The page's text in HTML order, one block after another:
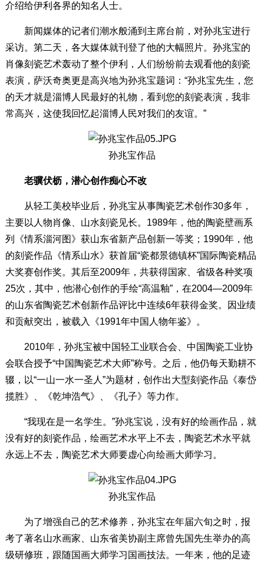
介绍给伊利各界的知名人士。
新闻媒体的记者们潮水般涌到主席台前，对孙兆宝进行
采访。第二天，各大媒体就刊登了他的大幅照片。孙兆宝的
肖像刻瓷艺术轰动了整个伊利，人们纷纷前去观看他的刻瓷
表演，萨沃奇奥更是高兴地为孙兆宝题词：“孙兆宝先生，您
的天才就是淄博人民最好的礼物，看到您的刻瓷表演，我非
常高兴，这使我回忆起淄博人民对我们的友谊。”
孙兆宝作品
老骥伏枥，潜心创作痴心不改
从轻工美校毕业后，孙兆宝从事陶瓷艺术创作30多年，
主要以人物肖像、山水刻瓷见长。1989年，他的陶瓷壁画系
列《情系淄河图》获山东省新产品创新一等奖；1990年，他
的刻瓷作品《情系山水》获首届“瓷都景德镇杯”国际陶瓷精品
大奖赛创作奖。其后至2009年，共获得国家、省级各种奖项
25次，其中，他潜心创作的手绘“高温釉”，在2004—2009年
的山东省陶瓷艺术创新作品评比中连续6年获得金奖。因业绩
和贡献突出，被载入《1991年中国人物年鉴》。
2010年，孙兆宝被中国轻工业联合会、中国陶瓷工业协
会联合授予“中国陶瓷艺术大师”称号。之后，他仍每天勤耕不
辍，以“一山一水一圣人”为题材，创作出大型刻瓷作品《泰岱
揽胜》、《乾坤浩气》、《孔子》等力作。
“我现在是一名学生。”孙兆宝说，没有好的绘画作品，就
没有好的刻瓷作品，绘画艺术水平上不去，陶瓷艺术水平就
永远上不去，陶瓷艺术大师要虚心向绘画大师学习。
孙兆宝作品
为了增强自己的艺术修养，孙兆宝在年届六旬之时，报
考了著名山水画家、山东省美协副主席曾先国先生举办的高
级研修班，跟随国画大师学习国画技法。一年来，他的足迹